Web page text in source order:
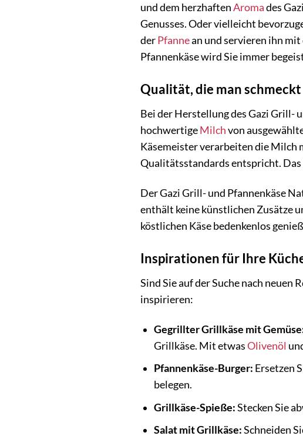
und dem herzhaftenAromades
Genusses. Oder vielleicht
derPfannean und servieren ihn
Pfannenkäse wird Sie immer
Qualität, die man schmeckt
Bei der Herstellung des Gazi Grill-
hochwertigeMilchvon
Käsemeister verarbeiten die Milch
Qualitätsstandards entspricht. Das
Der Gazi Grill- und Pfannenkäse
enthält keine künstlichen Zusätze
köstlichen Käse bedenkenlos
Inspirationen für Ihre
Sind Sie auf der Suche nach neuen
inspirieren:
Gegrillter Grillkäse mit
Grillkäse. Mit etwasOlivenöl
Pfannenkäse-Burger: Ersetzen
belegen.
Grillkäse-Spieße:Stecken Sie
Salat mit Grillkäse:Schneiden